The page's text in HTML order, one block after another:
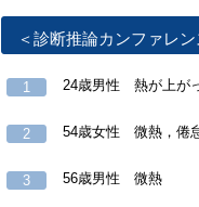
＜診断推論カンファレ
1 24歳男性 熱が上が
2 54歳女性 微熱，倦
3 56歳男性 微熱